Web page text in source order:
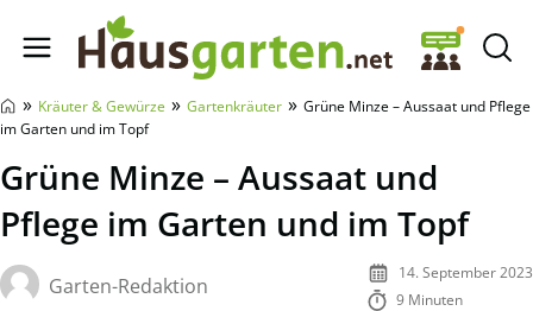
Hausgarten.net
» Kräuter & Gewürze » Gartenkräuter » Grüne Minze – Aussaat und Pflege
im Garten und im Topf
Grüne Minze – Aussaat und
Pflege im Garten und im Topf
Garten-Redaktion
14. September 2023
9 Minuten